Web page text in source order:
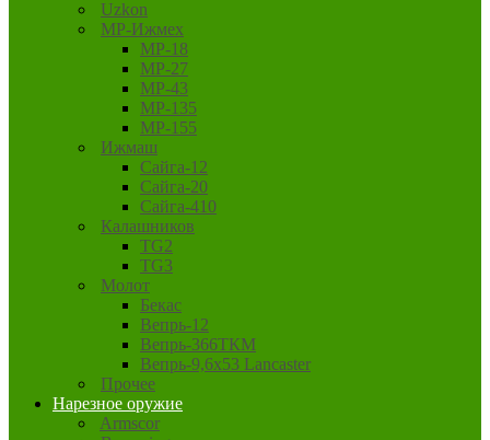
Uzkon
MP-Ижмех
MP-18
MP-27
MP-43
MP-135
MP-155
Ижмаш
Сайга-12
Сайга-20
Сайга-410
Калашников
TG2
TG3
Молот
Бекас
Вепрь-12
Вепрь-366ТКМ
Вепрь-9,6х53 Lancaster
Прочее
Нарезное оружие
Armscor